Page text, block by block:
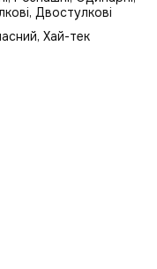
Двостулкові
, Хай-тек